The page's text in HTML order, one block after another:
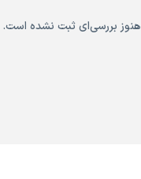
هنوز بررسی‌ای ثبت نشده است.